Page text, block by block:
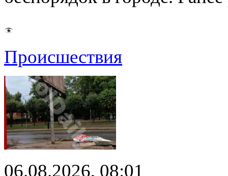
Происшествия
06.08.2026, 08:01